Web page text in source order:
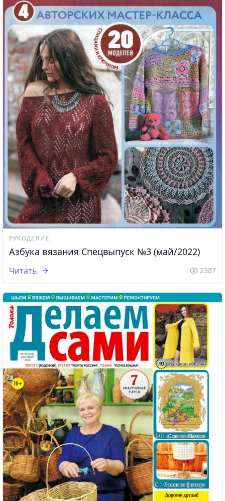
РУКОДЕЛИЕ
Азбука вязания Спецвыпуск №3 (май/2022)
Читать 2387